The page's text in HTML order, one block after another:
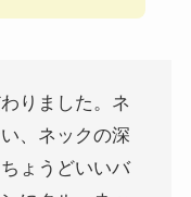
りました。ネ
、ネックの深
ょうどいいバ